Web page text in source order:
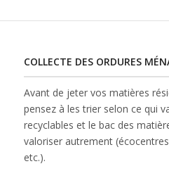
COLLECTE DES ORDURES
Avant de jeter vos matières
pensez à les trier selon ce qui
recyclables et le bac des
valoriser autrement
etc.).